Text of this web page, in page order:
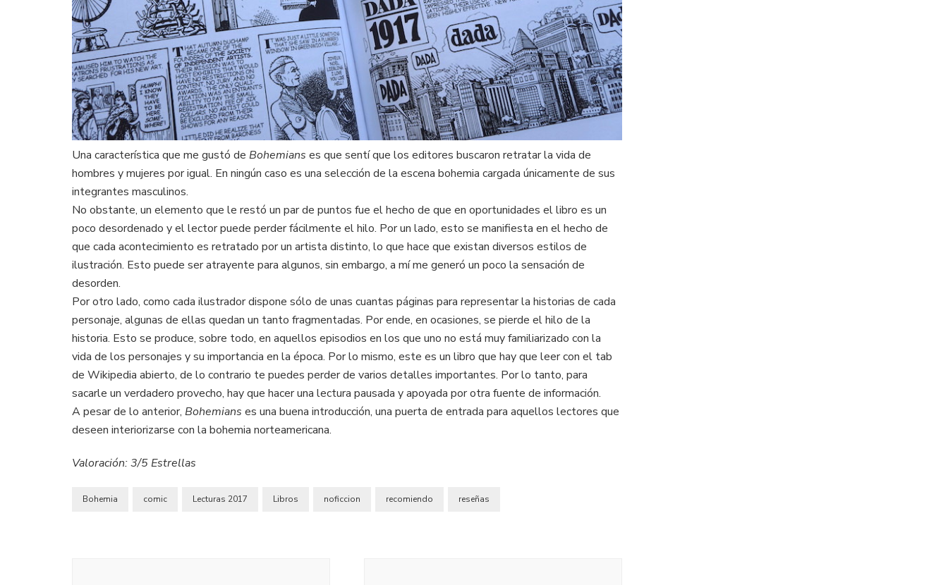
Una característica que me gustó de Bohemians es que sentí que los editores buscaron retratar la vida de
hombres y mujeres por igual. En ningún caso es una selección de la escena bohemia cargada únicamente de sus
integrantes masculinos.
No obstante, un elemento que le restó un par de puntos fue el hecho de que en oportunidades el libro es un
poco desordenado y el lector puede perder fácilmente el hilo. Por un lado, esto se manifiesta en el hecho de
que cada acontecimiento es retratado por un artista distinto, lo que hace que existan diversos estilos de
ilustración. Esto puede ser atrayente para algunos, sin embargo, a mí me generó un poco la sensación de
desorden.
Por otro lado, como cada ilustrador dispone sólo de unas cuantas páginas para representar la historias de cada
personaje, algunas de ellas quedan un tanto fragmentadas. Por ende, en ocasiones, se pierde el hilo de la
historia. Esto se produce, sobre todo, en aquellos episodios en los que uno no está muy familiarizado con la
vida de los personajes y su importancia en la época. Por lo mismo, este es un libro que hay que leer con el tab
de Wikipedia abierto, de lo contrario te puedes perder de varios detalles importantes. Por lo tanto, para
sacarle un verdadero provecho, hay que hacer una lectura pausada y apoyada por otra fuente de información.
A pesar de lo anterior, Bohemians es una buena introducción, una puerta de entrada para aquellos lectores que
deseen interiorizarse con la bohemia norteamericana.
Valoración: 3/5 Estrellas
Bohemia comic Lecturas 2017 Libros noficcion recomiendo reseñas